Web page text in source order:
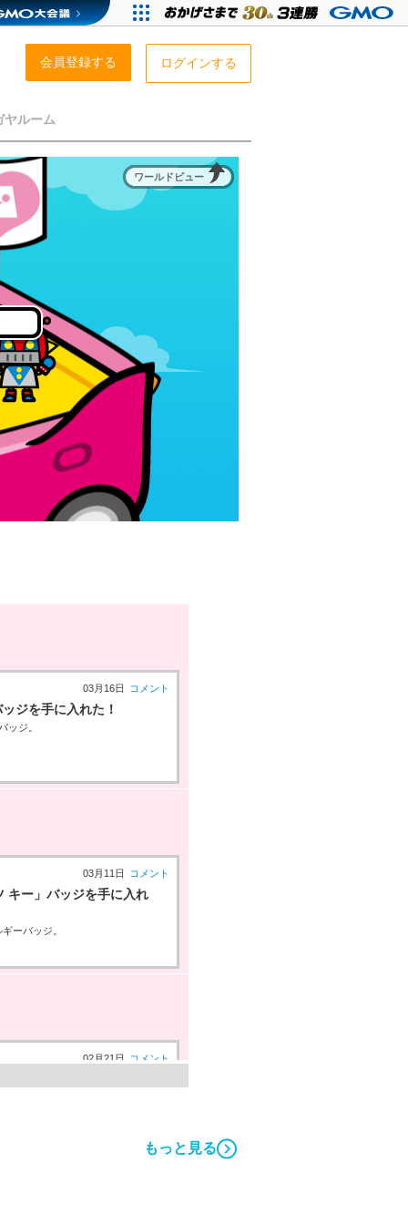
会員登録する ログインする
ヤルーム
ワールドビュー
03月16日 コメント
ジを手に入れた！
ッジ。
03月11日 コメント
キー」バッジを手に入れ
ーバッジ。
02月21日 コメント
手に入れた！
もっと見る